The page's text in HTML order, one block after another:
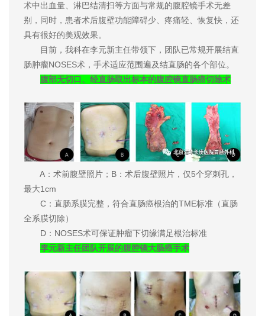
术中出血量、淋巴结清扫等方面与常规的腹腔镜手术无差
别，同时，患者术后腹壁功能障碍少、疼痛轻、恢复快，还
具有很好的美观效果。
目前，我科在李元新主任带领下，团队已常规开展结直
肠肿瘤NOSES术，手术适应范围遍及结直肠的各个部位。
腹部无切口、经直肠取出标本的腹腔镜直肠癌切除术
A：术前腹壁照片；B：术后腹壁照片，仅5个穿刺孔，
最大1cm
C：直肠系膜完整，符合直肠癌根治的TME标准（直肠
全系膜切除）
D：NOSES术可保证肿瘤下切缘满足根治标准
李元新主任团队开展的腹腔镜大肠癌手术